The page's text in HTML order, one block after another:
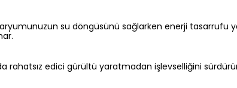
su döngüsünü sağlarken enerji tasarrufu
rahatsız edici gürültü yaratmadan işlevselliğini